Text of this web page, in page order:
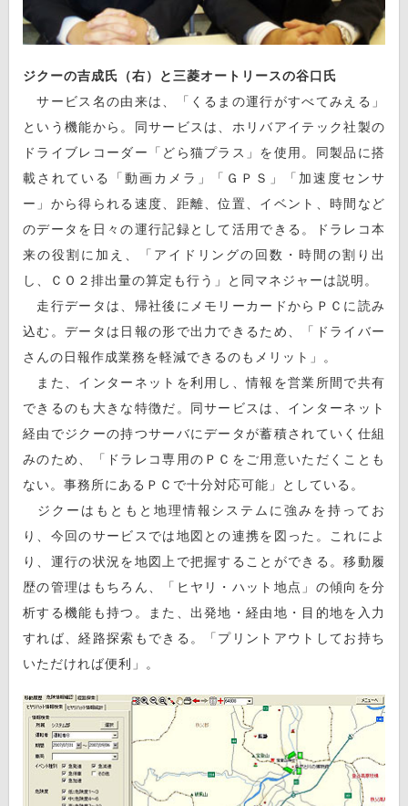
ジクーの吉成氏（右）と三菱オートリースの谷口氏
サービス名の由来は、「くるまの運行がすべてみえる」
という機能から。同サービスは、ホリバアイテック社製の
ドライブレコーダー「どら猫プラス」を使用。同製品に搭
載されている「動画カメラ」「ＧＰＳ」「加速度センサ
ー」から得られる速度、距離、位置、イベント、時間など
のデータを日々の運行記録として活用できる。ドラレコ本
来の役割に加え、「アイドリングの回数・時間の割り出
し、ＣＯ２排出量の算定も行う」と同マネジャーは説明。
走行データは、帰社後にメモリーカードからＰＣに読み
込む。データは日報の形で出力できるため、「ドライバー
さんの日報作成業務を軽減できるのもメリット」。
また、インターネットを利用し、情報を営業所間で共有
できるのも大きな特徴だ。同サービスは、インターネット
経由でジクーの持つサーバにデータが蓄積されていく仕組
みのため、「ドラレコ専用のＰＣをご用意いただくことも
ない。事務所にあるＰＣで十分対応可能」としている。
ジクーはもともと地理情報システムに強みを持ってお
り、今回のサービスでは地図との連携を図った。これによ
り、運行の状況を地図上で把握することができる。移動履
歴の管理はもちろん、「ヒヤリ・ハット地点」の傾向を分
析する機能も持つ。また、出発地・経由地・目的地を入力
すれば、経路探索もできる。「プリントアウトしてお持ち
いただければ便利」。